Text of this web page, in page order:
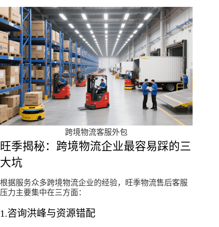
跨境物流客服外包
旺季揭秘：跨境物流企业最容易踩的三
大坑
根据服务众多跨境物流企业的经验，旺季物流售后客服
压力主要集中在三方面：
1.咨询洪峰与资源错配